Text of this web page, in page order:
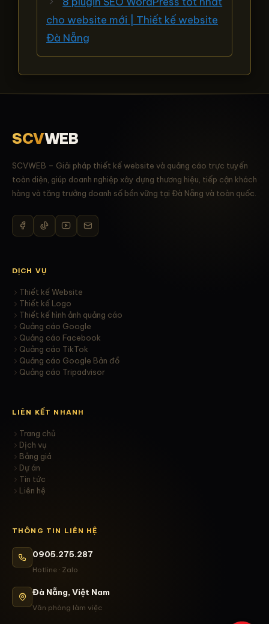
cho website mới | Thiết kế website
Đà Nẵng
SCVWEB
SCVWEB – Giải pháp thiết kế website và quảng cáo trực tuyến
toàn diện, giúp doanh nghiệp xây dựng thương hiệu, tiếp cận khách
hàng và tăng trưởng doanh số bền vững tại Đà Nẵng và toàn quốc.
DỊCH VỤ
Thiết kế Website
Thiết kế Logo
Thiết kế hình ảnh quảng cáo
Quảng cáo Google
Quảng cáo Facebook
Quảng cáo TikTok
Quảng cáo Google Bản đồ
Quảng cáo Tripadvisor
LIÊN KẾT NHANH
Trang chủ
Dịch vụ
Bảng giá
Dự án
Tin tức
Liên hệ
THÔNG TIN LIÊN HỆ
0905.275.287
Hotline · Zalo
Đà Nẵng, Việt Nam
Văn phòng làm việc